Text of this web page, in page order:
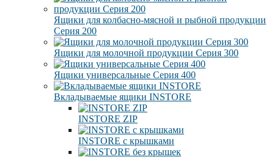
Ящики для колбасно-мясной и рыбной продукции
Серия 200
Ящики для молочной продукции Серия 300
Ящики универсальные Серия 400
Вкладываемые ящики INSTORE
INSTORE ZIP
INSTORE с крышками